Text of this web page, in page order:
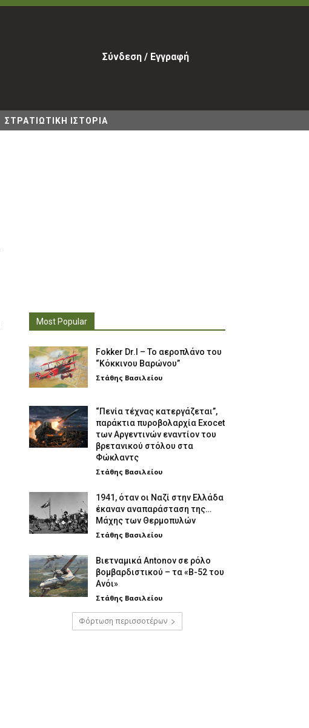
Σύνδεση / Εγγραφή
ΣΤΡΑΤΙΩΤΙΚΗ ΙΣΤΟΡΙΑ
Most Popular
Fokker Dr.I – To αεροπλάνο του
“Κόκκινου Βαρώνου”
Στάθης Βασιλείου
“Πενία τέχνας κατεργάζεται”,
παράκτια πυροβολαρχία Exocet
των Αργεντινών εναντίον του
βρετανικού στόλου στα
Φώκλαντς
Στάθης Βασιλείου
1941, όταν οι Ναζί στην Ελλάδα
έκαναν αναπαράσταση της…
Μάχης των Θερμοπυλών
Στάθης Βασιλείου
Βιετναμικά Antonov σε ρόλο
βομβαρδιστικού – τα «Β-52 του
Ανόι»
Στάθης Βασιλείου
Φόρτωση περισσοτέρων